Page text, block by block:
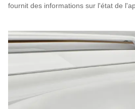
fournit des informations sur l'état de